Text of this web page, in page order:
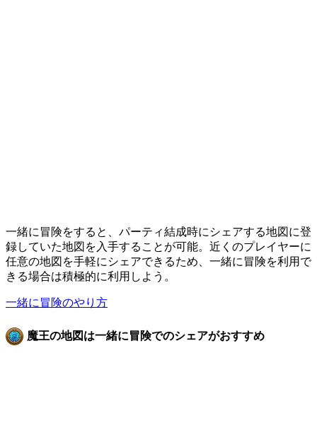
一緒に冒険をすると、パーティ結成時にシェアする地図に登
録していた地図を入手することが可能。近くのプレイヤーに
任意の地図を手軽にシェアできるため、一緒に冒険を利用で
きる場合は積極的に利用しよう。
一緒に冒険のやり方
魔王の地図は一緒に冒険でのシェアがおすすめ